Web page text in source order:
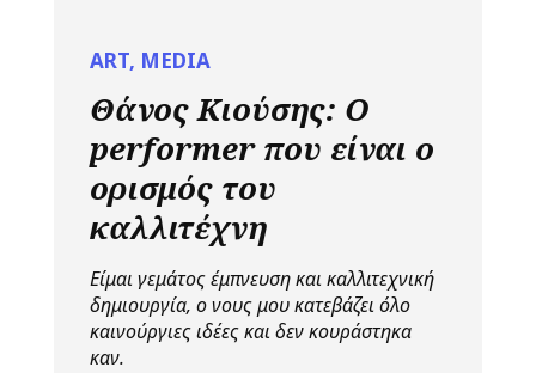
ART, MEDIA
Θάνος Κιούσης: Ο
performer που είναι ο
ορισμός του
καλλιτέχνη
Είμαι γεμάτος έμπνευση και καλλιτεχνική
δημιουργία, ο νους μου κατεβάζει όλο
καινούργιες ιδέες και δεν κουράστηκα
καν.